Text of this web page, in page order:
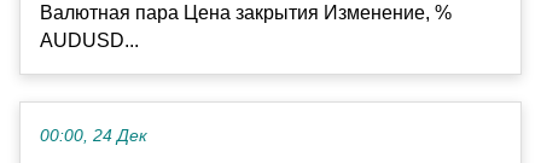
Валютная пара Цена закрытия Изменение, %
AUDUSD...
00:00, 24 Дек